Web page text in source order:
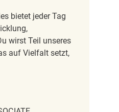
bietet jeder Tag
wirst Teil unseres
auf Vielfalt setzt,
Associate REQ143569